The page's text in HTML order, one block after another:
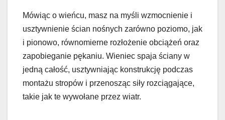
Mówiąc o wieńcu, masz na myśli wzmocnienie i
usztywnienie ścian nośnych zarówno poziomo, jak
i pionowo, równomierne rozłożenie obciążeń oraz
zapobieganie pękaniu. Wieniec spaja ściany w
jedną całość, usztywniając konstrukcję podczas
montażu stropów i przenosząc siły rozciągające,
takie jak te wywołane przez wiatr.